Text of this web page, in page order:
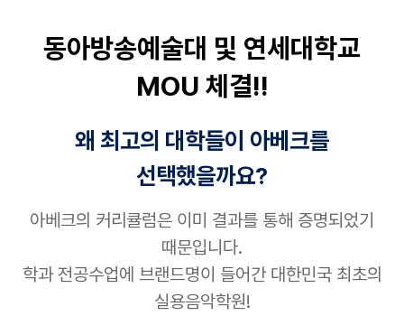
동아방송예술대 및 연세대학교
MOU 체결!!
왜 최고의 대학들이 아베크를
선택했을까요?
아베크의 커리큘럼은 이미 결과를 통해 증명되었기
때문입니다.
학과 전공수업에 브랜드명이 들어간 대한민국 최초의
실용음악학원!